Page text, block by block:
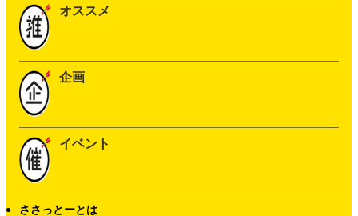
オススメ
企画
イベント
ささっとーとは